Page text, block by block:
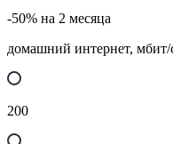
-50% на 2 месяца
домашний интернет, мбит/
200